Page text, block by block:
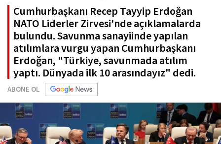
Cumhurbaşkanı Recep Tayyip Erdoğan
NATO Liderler Zirvesi'nde açıklamalarda
bulundu. Savunma sanayiinde yapılan
atılımlara vurgu yapan Cumhurbaşkanı
Erdoğan, "Türkiye, savunmada atılım
yaptı. Dünyada ilk 10 arasındayız" dedi.
ABONE OL